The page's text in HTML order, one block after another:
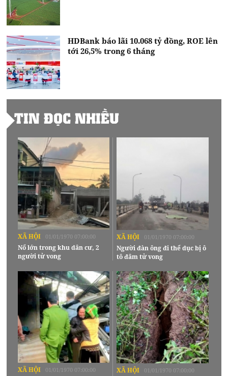
HDBank báo lãi 10.068 tỷ đồng, ROE lên
tới 26,5% trong 6 tháng
TIN ĐỌC NHIỀU
XÃ HỘI 01/01/1970 07:00:00
Nổ lớn trong khu dân cư, 2
người tử vong
XÃ HỘI 01/01/1970 07:00:00
Người đàn ông đi thể dục bị ô
tô đâm tử vong
XÃ HỘI 01/01/1970 07:00:00 XÃ HỘI 01/01/1970 07:00:00